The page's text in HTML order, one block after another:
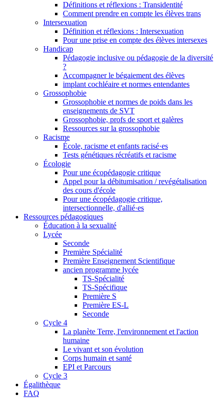
Définitions et réflexions : Transidentité
Comment prendre en compte les élèves trans
Intersexuation
Définition et réflexions : Intersexuation
Pour une prise en compte des élèves intersexes
Handicap
Pédagogie inclusive ou pédagogie de la diversité
?
Accompagner le bégaiement des élèves
implant cochléaire et normes entendantes
Grossophobie
Grossophobie et normes de poids dans les
enseignements de SVT
Grossophobie, profs de sport et galères
Ressources sur la grossophobie
Racisme
École, racisme et enfants racisé·es
Tests génétiques récréatifs et racisme
Écologie
Pour une écopédagogie critique
Appel pour la débitumisation / revégétalisation
des cours d'école
Pour une écopédagogie critique,
intersectionnelle, d'allié·es
Ressources pédagogiques
Éducation à la sexualité
Lycée
Seconde
Première Spécialité
Première Enseignement Scientifique
ancien programme lycée
TS-Spécialité
TS-Spécifique
Première S
Première ES-L
Seconde
Cycle 4
La planète Terre, l'environnement et l'action
humaine
Le vivant et son évolution
Corps humain et santé
EPI et Parcours
Cycle 3
Égalithèque
FAQ